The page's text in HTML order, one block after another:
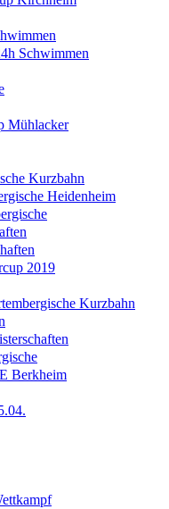
Schwimmen
Mühlacker
Kurzbahn
Heidenheim
2019
Kurzbahn
Berkheim